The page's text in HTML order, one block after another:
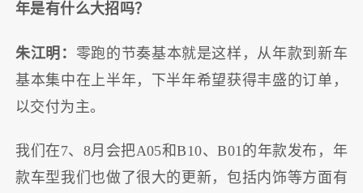
年是有什么大招吗？
朱江明： 零跑的节奏基本就是这样，从年款到新车
基本集中在上半年，下半年希望获得丰盛的订单，
以交付为主。
我们在7、8月会把A05和B10、B01的年款发布，年
款车型我们也做了很大的更新，包括内饰等方面有